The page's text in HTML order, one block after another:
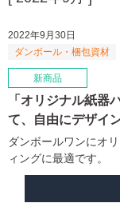
2022年9月30日
「オリジナル紙器
て、自由にデザイ
ダンボールワンにオ
ィングに最適です。